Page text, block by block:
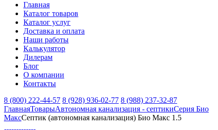
Главная
Каталог товаров
Каталог услуг
Доставка и оплата
Наши работы
Калькулятор
Дилерам
Блог
О компании
Контакты
8 (800) 222-44-57 8 (928) 936-02-77 8 (988) 237-32-87
ГлавнаяТоварыАвтономная канализация - септикиСерия Био
МаксСептик (автономная канализация) Био Макс 1.5